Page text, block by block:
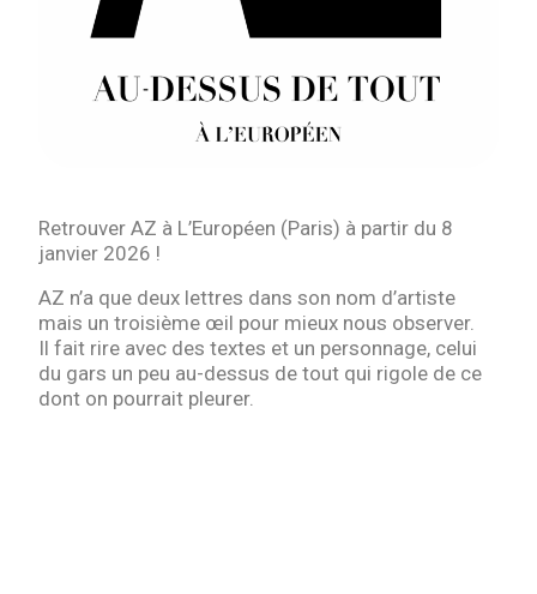
Retrouver AZ à L’Européen (Paris) à partir du 8
janvier 2026 !
AZ n’a que deux lettres dans son nom d’artiste
mais un troisième œil pour mieux nous observer.
Il fait rire avec des textes et un personnage, celui
du gars un peu au-dessus de tout qui rigole de ce
dont on pourrait pleurer.